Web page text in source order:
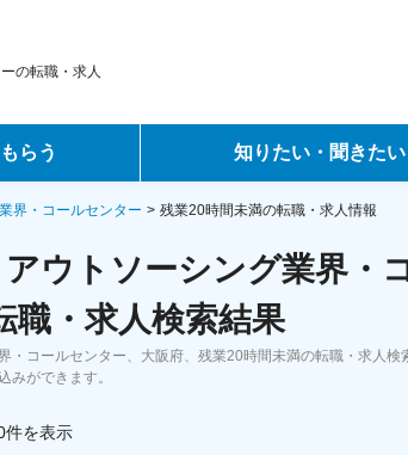
の転職・求人
らう
ビス
知りたい・聞きたい
転職ノウハウ
データで見る転職
コラム・インタビュー
界・コールセンター 残業20時間未満の転職・求人情報
ウトソーシング業界・
職・求人検索結果
・コールセンター、大阪府、残業20時間未満の転職・求人
みができます。
件を表示